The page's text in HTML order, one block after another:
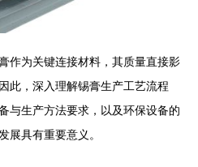
作为关键连接材料，其质量直接影
此，深入理解锡膏生产工艺流程
与生产方法要求，以及环保设备的
展具有重要意义。